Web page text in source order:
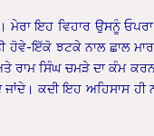
ਇਹ ਵਿਹਾਰ ਉਸਨੂੰ ਓਪਰਾ
ਹੋਵੇ-ਇੱਕੋ ਝਟਕੇ ਨਾਲ ਛਾਲ
ਰਾਮ ਸਿੰਘ ਚਮੜੇ ਦਾ ਕੰਮ ਕਰਨ
ਕਦੀ ਇਹ ਅਹਿਸਾਸ ਹੀ